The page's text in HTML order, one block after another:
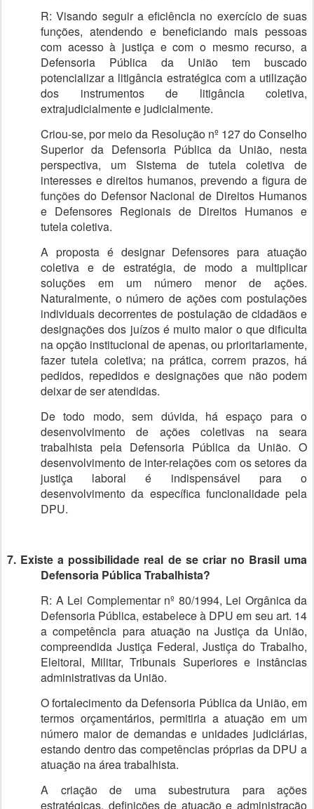
R: Visando seguir a eficiência no exercício de suas
funções, atendendo e beneficiando mais pessoas
com acesso à justiça e com o mesmo recurso, a
Defensoria Pública da União tem buscado
potencializar a litigância estratégica com a utilização
dos instrumentos de litigância coletiva,
extrajudicialmente e judicialmente.
Criou-se, por meio da Resolução nº 127 do Conselho
Superior da Defensoria Pública da União, nesta
perspectiva, um Sistema de tutela coletiva de
interesses e direitos humanos, prevendo a figura de
funções do Defensor Nacional de Direitos Humanos
e Defensores Regionais de Direitos Humanos e
tutela coletiva.
A proposta é designar Defensores para atuação
coletiva e de estratégia, de modo a multiplicar
soluções em um número menor de ações.
Naturalmente, o número de ações com postulações
individuais decorrentes de postulação de cidadãos e
designações dos juízos é muito maior o que dificulta
na opção institucional de apenas, ou prioritariamente,
fazer tutela coletiva; na prática, correm prazos, há
pedidos, repedidos e designações que não podem
deixar de ser atendidas.
De todo modo, sem dúvida, há espaço para o
desenvolvimento de ações coletivas na seara
trabalhista pela Defensoria Pública da União. O
desenvolvimento de inter-relações com os setores da
justiça laboral é indispensável para o
desenvolvimento da específica funcionalidade pela
DPU.
7. Existe a possibilidade real de se criar no Brasil uma
Defensoria Pública Trabalhista?
R: A Lei Complementar nº 80/1994, Lei Orgânica da
Defensoria Pública, estabelece à DPU em seu art. 14
a competência para atuação na Justiça da União,
compreendida Justiça Federal, Justiça do Trabalho,
Eleitoral, Militar, Tribunais Superiores e instâncias
administrativas da União.
O fortalecimento da Defensoria Pública da União, em
termos orçamentários, permitiria a atuação em um
número maior de demandas e unidades judiciárias,
estando dentro das competências próprias da DPU a
atuação na área trabalhista.
A criação de uma subestrutura para ações
estratégicas, definições de atuação e administração